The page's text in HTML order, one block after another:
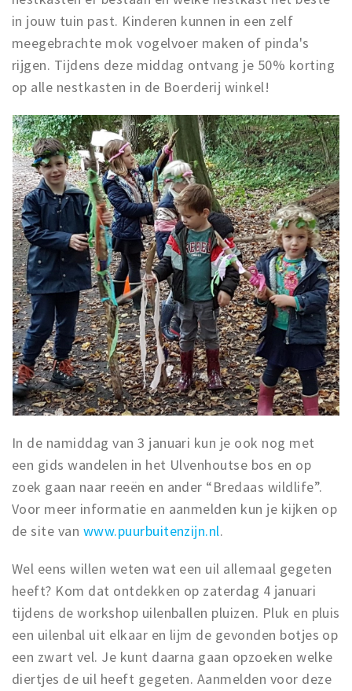
in jouw tuin past. Kinderen kunnen in een zelf
meegebrachte mok vogelvoer maken of pinda's
rijgen. Tijdens deze middag ontvang je 50% korting
op alle nestkasten in de Boerderij winkel!
In de namiddag van 3 januari kun je ook nog met
een gids wandelen in het Ulvenhoutse bos en op
zoek gaan naar reeën en ander “Bredaas wildlife”.
Voor meer informatie en aanmelden kun je kijken op
de site van www.puurbuitenzijn.nl.
Wel eens willen weten wat een uil allemaal gegeten
heeft? Kom dat ontdekken op zaterdag 4 januari
tijdens de workshop uilenballen pluizen. Pluk en pluis
een uilenbal uit elkaar en lijm de gevonden botjes op
een zwart vel. Je kunt daarna gaan opzoeken welke
diertjes de uil heeft gegeten. Aanmelden voor deze